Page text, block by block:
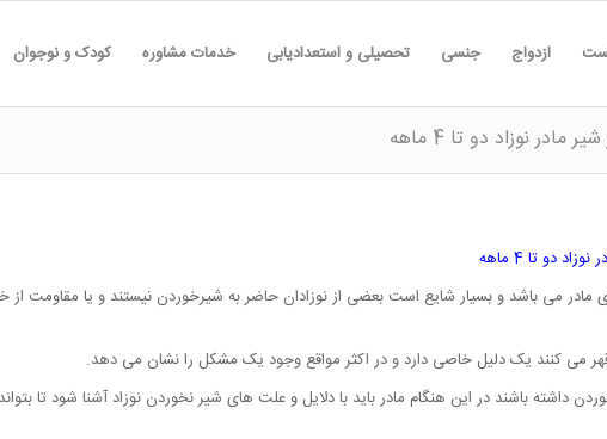
ازدواج جنسی تحصیلی و استعدادیابی خدمات مشاوره کودک و نوجوان
نوزاد دو تا 4 ماهه
دو تا 4 ماهه
مادر می باشد و بسیار شایع است بعضی از نوزادان حاضر به شیرخوردن نیستند و یا مقاومت
قهر می کنند یک دلیل خاصی دارد و در اکثر مواقع وجود یک مشکل را نشان می دهد.
داشته باشند در این هنگام مادر باید با دلایل و علت های شیر نخوردن نوزاد آشنا شود تا